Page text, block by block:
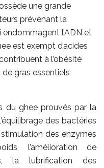
une grande
prévenant la
l’ADN et
est exempt d’acides
à l’obésité
gras essentiels
du ghee prouvés par la
des bactéries
des enzymes
l’amélioration de
la lubrification des